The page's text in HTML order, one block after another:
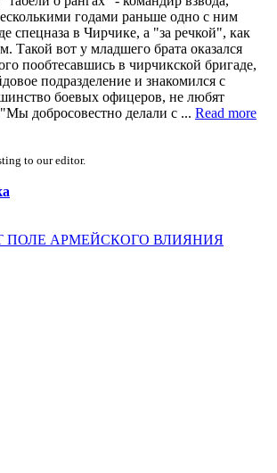
годами раньше одно с ним
в Чирчике, а "за речкой", как
Такой вот у младшего брата оказался
пообтесавшись в чирчикской бригаде,
подразделение и знакомился с
боевых офицеров, не любят
добросовестно делали с ... Read more
to our editor.
ПОЛЕ АРМЕЙСКОГО ВЛИЯНИЯ